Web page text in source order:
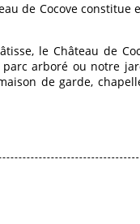
de Cocove
le Château de
parc arboré ou notre
de garde,